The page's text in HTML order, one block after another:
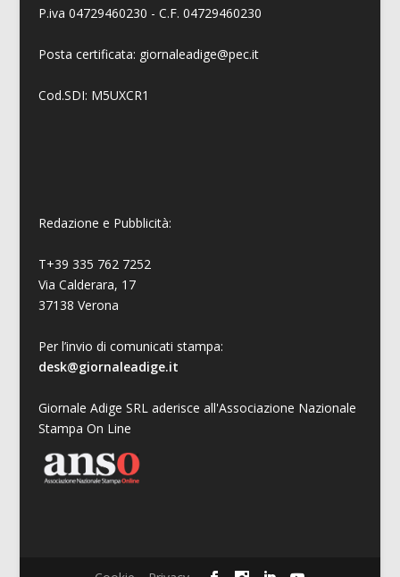
P.iva 04729460230 - C.F. 04729460230
Posta certificata: giornaleadige@pec.it
Cod.SDI: M5UXCR1
Redazione e Pubblicità:
T+39 335 762 7252
Via Calderara, 17
37138 Verona
Per l’invio di comunicati stampa:
desk@giornaleadige.it
Giornale Adige SRL aderisce all'Associazione Nazionale
Stampa On Line